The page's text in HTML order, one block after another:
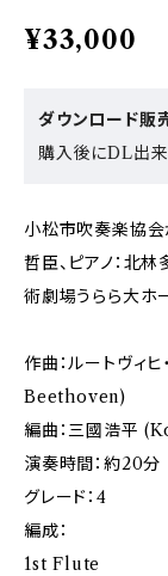
¥33,000
ダウンロード販
購入後にDL出
小松市吹奏楽協会
哲臣、ピアノ：北
術劇場うらら大ホ
作曲：ルートヴィ
Beethoven)
編曲：三國浩平
演奏時間：約20分
グレード：4
編成：
1st Flute